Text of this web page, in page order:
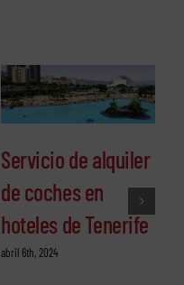
Servicio de alquiler
de coches en
hoteles de Tenerife
abril 6th, 2024